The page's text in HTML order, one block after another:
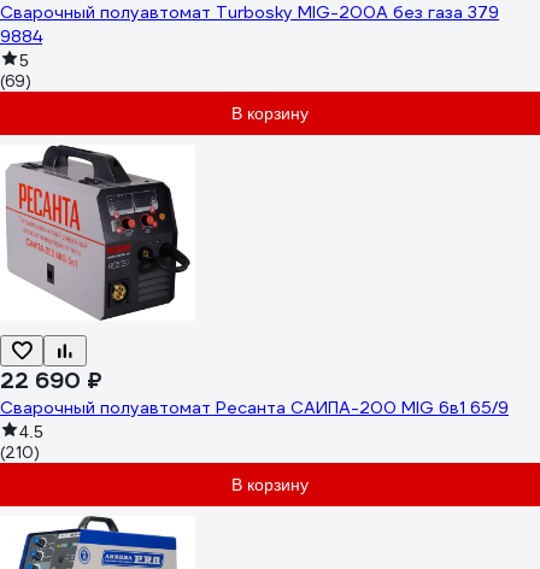
Сварочный полуавтомат Turbosky MIG-200A без газа 379
9884
5
(69)
В корзину
22 690 ₽
Сварочный полуавтомат Ресанта САИПА-200 MIG 6в1 65/9
4.5
(210)
В корзину